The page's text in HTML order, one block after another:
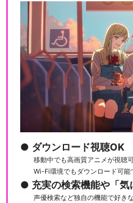
ダウンロード視聴OK
移動中でも高画質アニメが視聴
Wi-Fi環境でもダウンロード可能
充実の検索機能や「気
声優検索など独自の機能で好き